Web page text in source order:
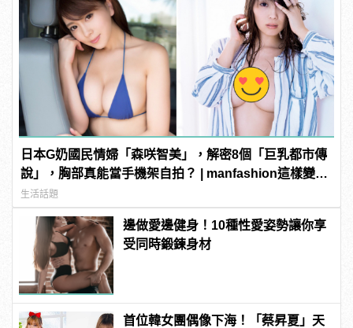
日本G奶國民情婦「森咲智美」，解密8個「巨乳都市傳
說」，胸部真能當手機架自拍？ | manfashion這樣變型
男
生活話題
邊做愛邊健身！10種性愛姿勢讓你享
受同時鍛鍊身材
首位韓女團偶像下海！「蔡昇夏」天